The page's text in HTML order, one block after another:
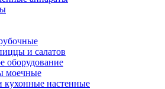
и салатов
оборудование
моечные
кухонные настенные